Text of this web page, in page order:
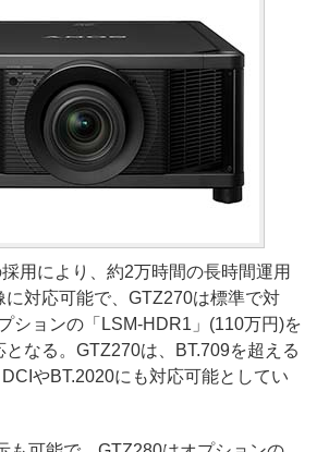
用により、約2万時間の長時間運用
に対応可能で、GTZ270は標準で対
ションの「LSM-HDR1」(110万円)を
なる。GTZ270は、BT.709を超える
やBT.2020にも対応可能としてい